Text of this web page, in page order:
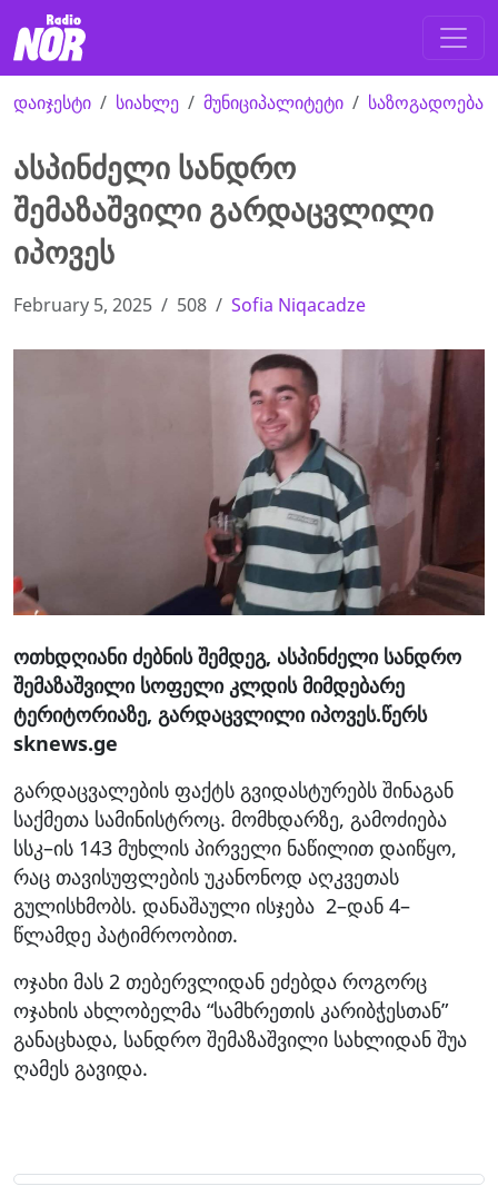
დაიჯესტი სიახლე მუნიციპალიტეტი საზოგადოება
ასპინძელი სანდრო
შემაზაშვილი გარდაცვლილი
იპოვეს
February 5, 2025 508 Sofia Niqacadze
ოთხდღიანი ძებნის შემდეგ, ასპინძელი სანდრო
შემაზაშვილი სოფელი კლდის მიმდებარე
ტერიტორიაზე, გარდაცვლილი იპოვეს.წერს
sknews.ge
გარდაცვალების ფაქტს გვიდასტურებს შინაგან
საქმეთა სამინისტროც. მომხდარზე, გამოძიება
სსკ–ის 143 მუხლის პირველი ნაწილით დაიწყო,
რაც თავისუფლების უკანონოდ აღკვეთას
გულისხმობს. დანაშაული ისჯება 2–დან 4–
წლამდე პატიმროობით.
ოჯახი მას 2 თებერვლიდან ეძებდა როგორც
ოჯახის ახლობელმა “სამხრეთის კარიბჭესთან”
განაცხადა, სანდრო შემაზაშვილი სახლიდან შუა
ღამეს გავიდა.